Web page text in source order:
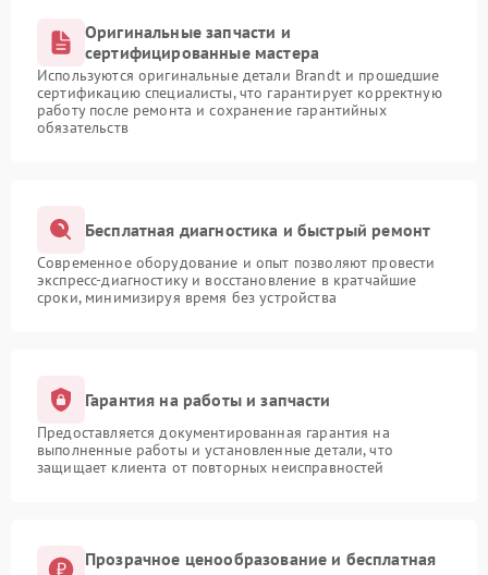
Оригинальные запчасти и
сертифицированные мастера
Используются оригинальные детали Brandt и прошедшие
сертификацию специалисты, что гарантирует корректную
работу после ремонта и сохранение гарантийных
обязательств
Бесплатная диагностика и быстрый ремонт
Современное оборудование и опыт позволяют провести
экспресс-диагностику и восстановление в кратчайшие
сроки, минимизируя время без устройства
Гарантия на работы и запчасти
Предоставляется документированная гарантия на
выполненные работы и установленные детали, что
защищает клиента от повторных неисправностей
Прозрачное ценообразование и бесплатная